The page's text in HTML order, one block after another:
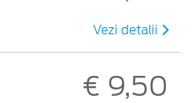
Vezi detalii
€ 9,50